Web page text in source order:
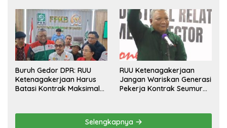
Pesangon
Buruh Gedor DPR: RUU
Ketenagakerjaan Harus
Batasi Kontrak Maksimal
RUU Ketenagakerjaan
Jangan Wariskan Generasi
Pekerja Kontrak Seumur
Selengkapnya